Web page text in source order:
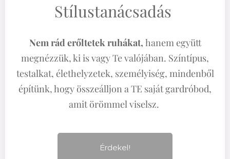
Stílustanácsadás
Nem rád erőltetek ruhákat, hanem együtt
megnézzük, ki is vagy Te valójában. Színtípus,
testalkat, élethelyzetek, személyiség, mindenből
építünk, hogy összeálljon a TE saját gardróbod,
amit örömmel viselsz.
Érdekel!